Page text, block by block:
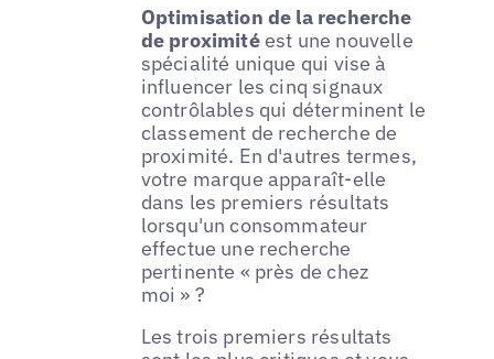
Optimisation de la recherche
de proximitéest une nouvelle
spécialité unique qui vise à
influencer les cinq signaux
contrôlables qui déterminent le
classement de recherche de
proximité. En d'autres termes,
votre marque apparaît-elle
dans les premiers résultats
lorsqu'un consommateur
effectue une recherche
pertinente « près de chez
moi » ?
Les trois premiers résultats